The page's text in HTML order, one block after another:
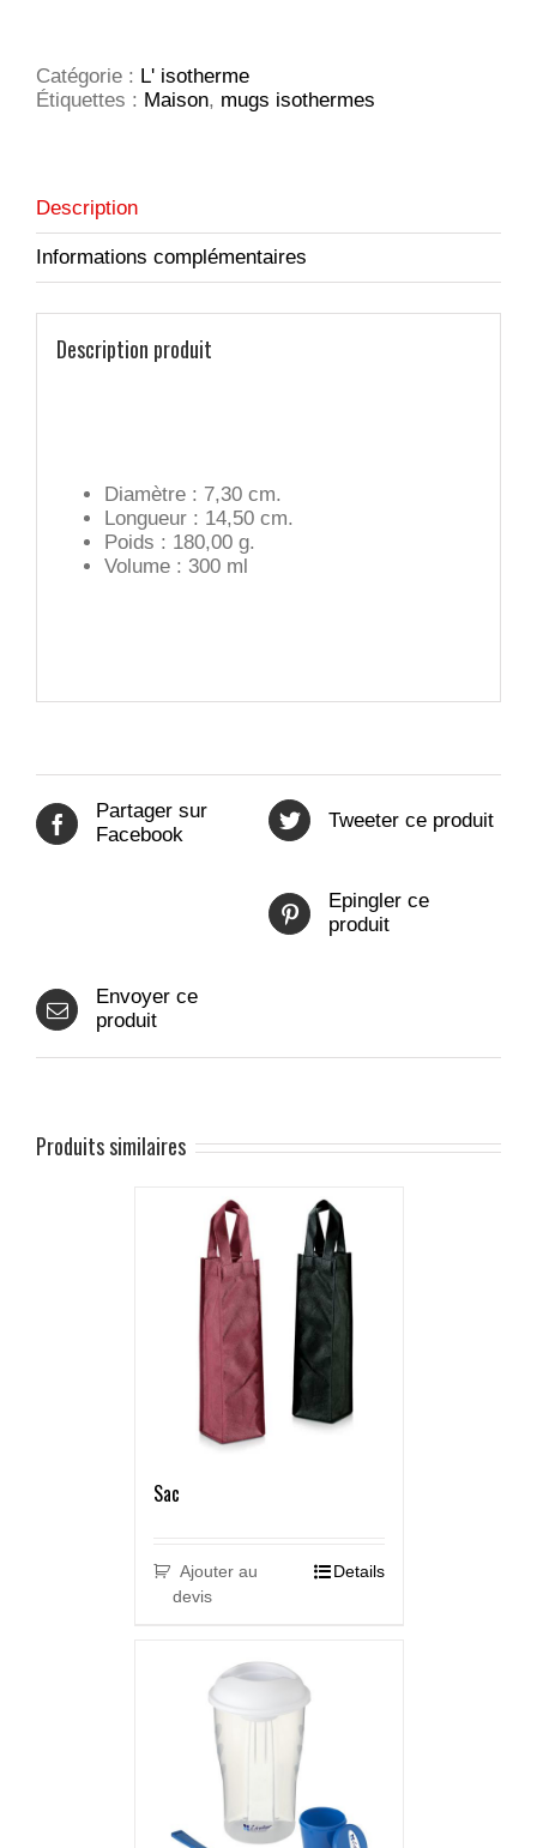
Catégorie : L' isotherme
Étiquettes : Maison, mugs isothermes
Description
Informations complémentaires
Description produit
Diamètre : 7,30 cm.
Longueur : 14,50 cm.
Poids : 180,00 g.
Volume : 300 ml
Partager sur
Facebook
Tweeter ce produit
Epingler ce
produit
Envoyer ce
produit
Produits similaires
Sac
Ajouter au
devis
Details